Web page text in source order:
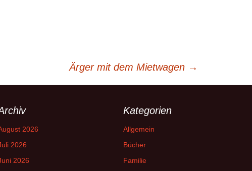
Ärger mit dem Mietwagen →
2026
2026
2026
Kategorien
Allgemein
Bücher
Familie